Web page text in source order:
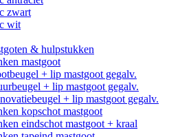
zwart
wit
& hulpstukken
mastgoot
+ lip mastgoot gegalv.
+ lip mastgoot gegalv.
+ lip mastgoot gegalv.
kopschot mastgoot
eindschot mastgoot + kraal